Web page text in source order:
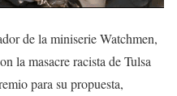
de la miniserie Watchmen,
la masacre racista de Tulsa
para su propuesta,